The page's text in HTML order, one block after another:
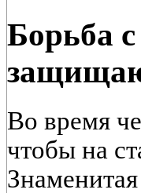
Борьба
Во время
чтобы на